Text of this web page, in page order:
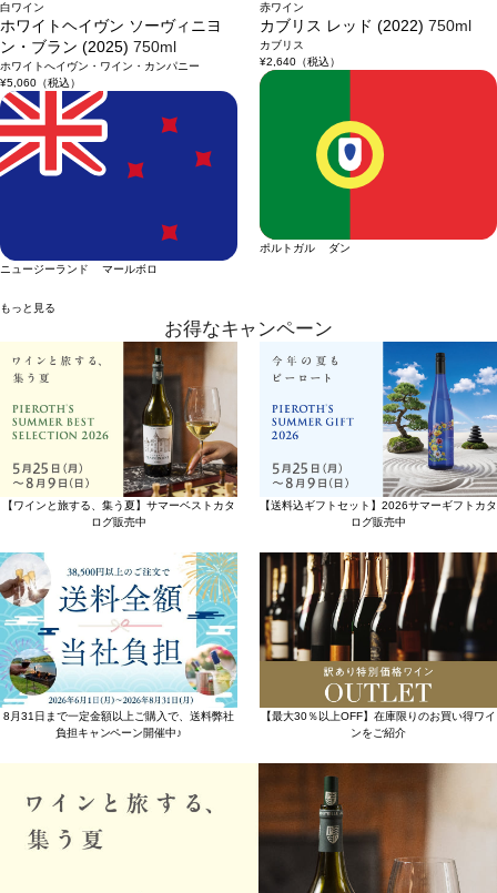
白ワイン
ホワイトヘイヴン ソーヴィニヨ
ン・ブラン (2025) 750ml
ホワイトへイヴン・ワイン・カンパニー
¥5,060（税込）
ニュージーランド マールボロ
赤ワイン
カブリス レッド (2022) 750ml
カブリス
¥2,640（税込）
ポルトガル ダン
もっと見る
お得なキャンペーン
【ワインと旅する、集う夏】サマーベストカタ
ログ販売中
【送料込ギフトセット】2026サマーギフトカタ
ログ販売中
8月31日まで一定金額以上ご購入で、送料弊社
負担キャンペーン開催中♪
【最大30％以上OFF】在庫限りのお買い得ワイ
ンをご紹介